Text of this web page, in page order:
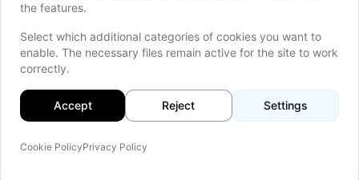
Komplette IT-Dienstleistungen von der Strategie über das
Design bis hin zur Entwicklung und Skalierung, unterstützt
durch spezialisierte Konzernunternehmen und Partner.
Verbinde dich auf LinkedIn
Schnellzugriff
the features.
Select which additional categories of cookies you want to
enable. The necessary files remain active for the site to work
correctly.
Accept Reject Settings
Cookie PolicyPrivacy Policy